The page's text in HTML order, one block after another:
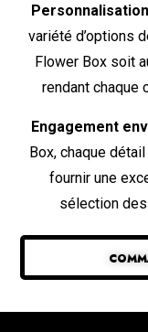
variété d’options
Flower Box soit
rendant chaque
Engagement
Box, chaque
fournir une
sélection